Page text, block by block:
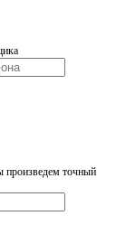
произведем точный